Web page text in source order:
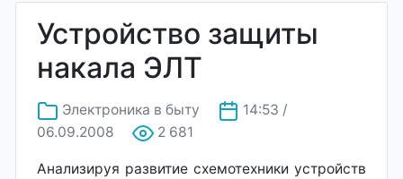
Устройство защиты
накала ЭЛТ
Электроника в быту
14:53 /
06.09.2008
2 681
Анализируя развитие схемотехники устройств